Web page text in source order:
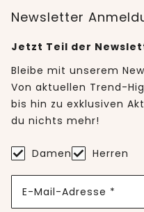
Newsletter
Jetzt Teil der
Bleibe mit unserem
Von aktuellen Trend-
bis hin zu exklusiven
du nichts mehr!
Damen Herren
E-Mail-Adresse *